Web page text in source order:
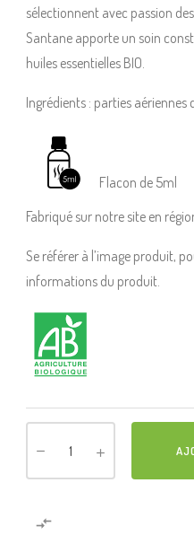
sélectionnent avec passion
Santane apporte un soin
huiles essentielles BIO.
Ingrédients : parties aériennes
Flacon de 5ml
Fabriqué sur notre site en
Se référer à l’image produit,
informations du produit.
